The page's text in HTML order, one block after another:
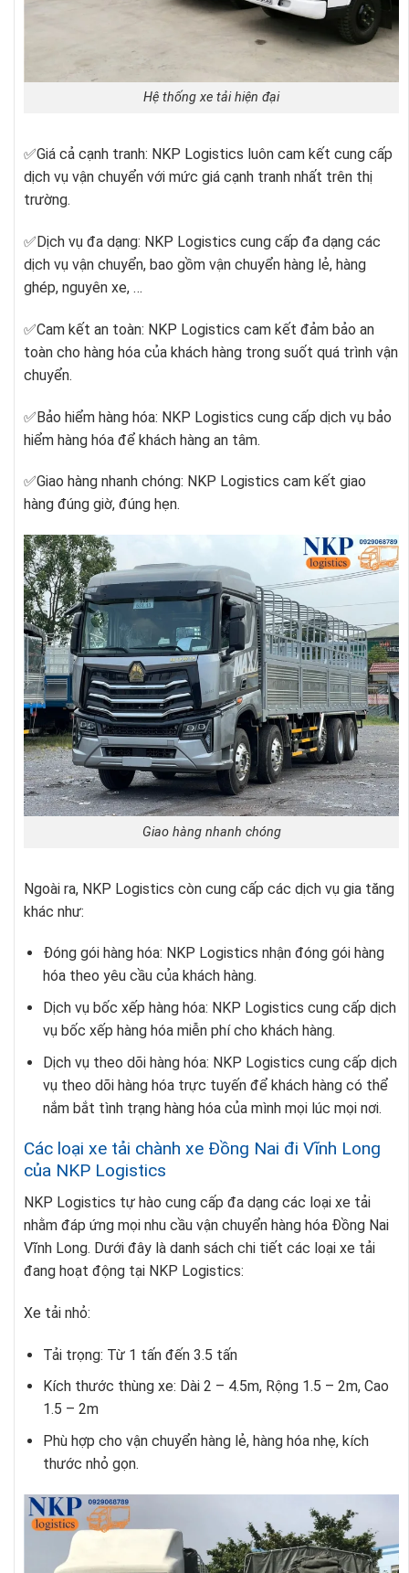
Hệ thống xe tải hiện đại
✅Giá cả cạnh tranh: NKP Logistics luôn cam kết cung cấp
dịch vụ vận chuyển với mức giá cạnh tranh nhất trên thị
trường.
✅Dịch vụ đa dạng: NKP Logistics cung cấp đa dạng các
dịch vụ vận chuyển, bao gồm vận chuyển hàng lẻ, hàng
ghép, nguyên xe, …
✅Cam kết an toàn: NKP Logistics cam kết đảm bảo an
toàn cho hàng hóa của khách hàng trong suốt quá trình vận
chuyển.
✅Bảo hiểm hàng hóa: NKP Logistics cung cấp dịch vụ bảo
hiểm hàng hóa để khách hàng an tâm.
✅Giao hàng nhanh chóng: NKP Logistics cam kết giao
hàng đúng giờ, đúng hẹn.
Giao hàng nhanh chóng
Ngoài ra, NKP Logistics còn cung cấp các dịch vụ gia tăng
khác như:
Đóng gói hàng hóa: NKP Logistics nhận đóng gói hàng
hóa theo yêu cầu của khách hàng.
Dịch vụ bốc xếp hàng hóa: NKP Logistics cung cấp dịch
vụ bốc xếp hàng hóa miễn phí cho khách hàng.
Dịch vụ theo dõi hàng hóa: NKP Logistics cung cấp dịch
vụ theo dõi hàng hóa trực tuyến để khách hàng có thể
nắm bắt tình trạng hàng hóa của mình mọi lúc mọi nơi.
Các loại xe tải chành xe Đồng Nai đi Vĩnh Long
của NKP Logistics
NKP Logistics tự hào cung cấp đa dạng các loại xe tải
nhằm đáp ứng mọi nhu cầu vận chuyển hàng hóa Đồng Nai
Vĩnh Long. Dưới đây là danh sách chi tiết các loại xe tải
đang hoạt động tại NKP Logistics:
Xe tải nhỏ:
Tải trọng: Từ 1 tấn đến 3.5 tấn
Kích thước thùng xe: Dài 2 – 4.5m, Rộng 1.5 – 2m, Cao
1.5 – 2m
Phù hợp cho vận chuyển hàng lẻ, hàng hóa nhẹ, kích
thước nhỏ gọn.